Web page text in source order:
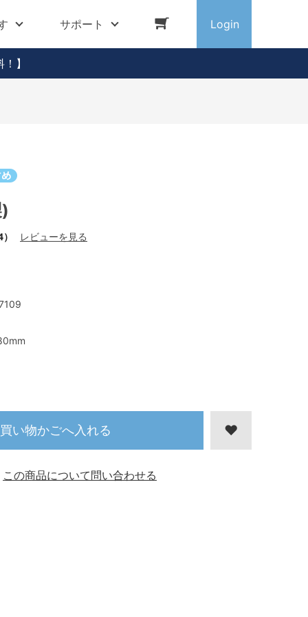
サポート Login
】
レビューを見る
買い物かごへ入れる
この商品について問い合わせる